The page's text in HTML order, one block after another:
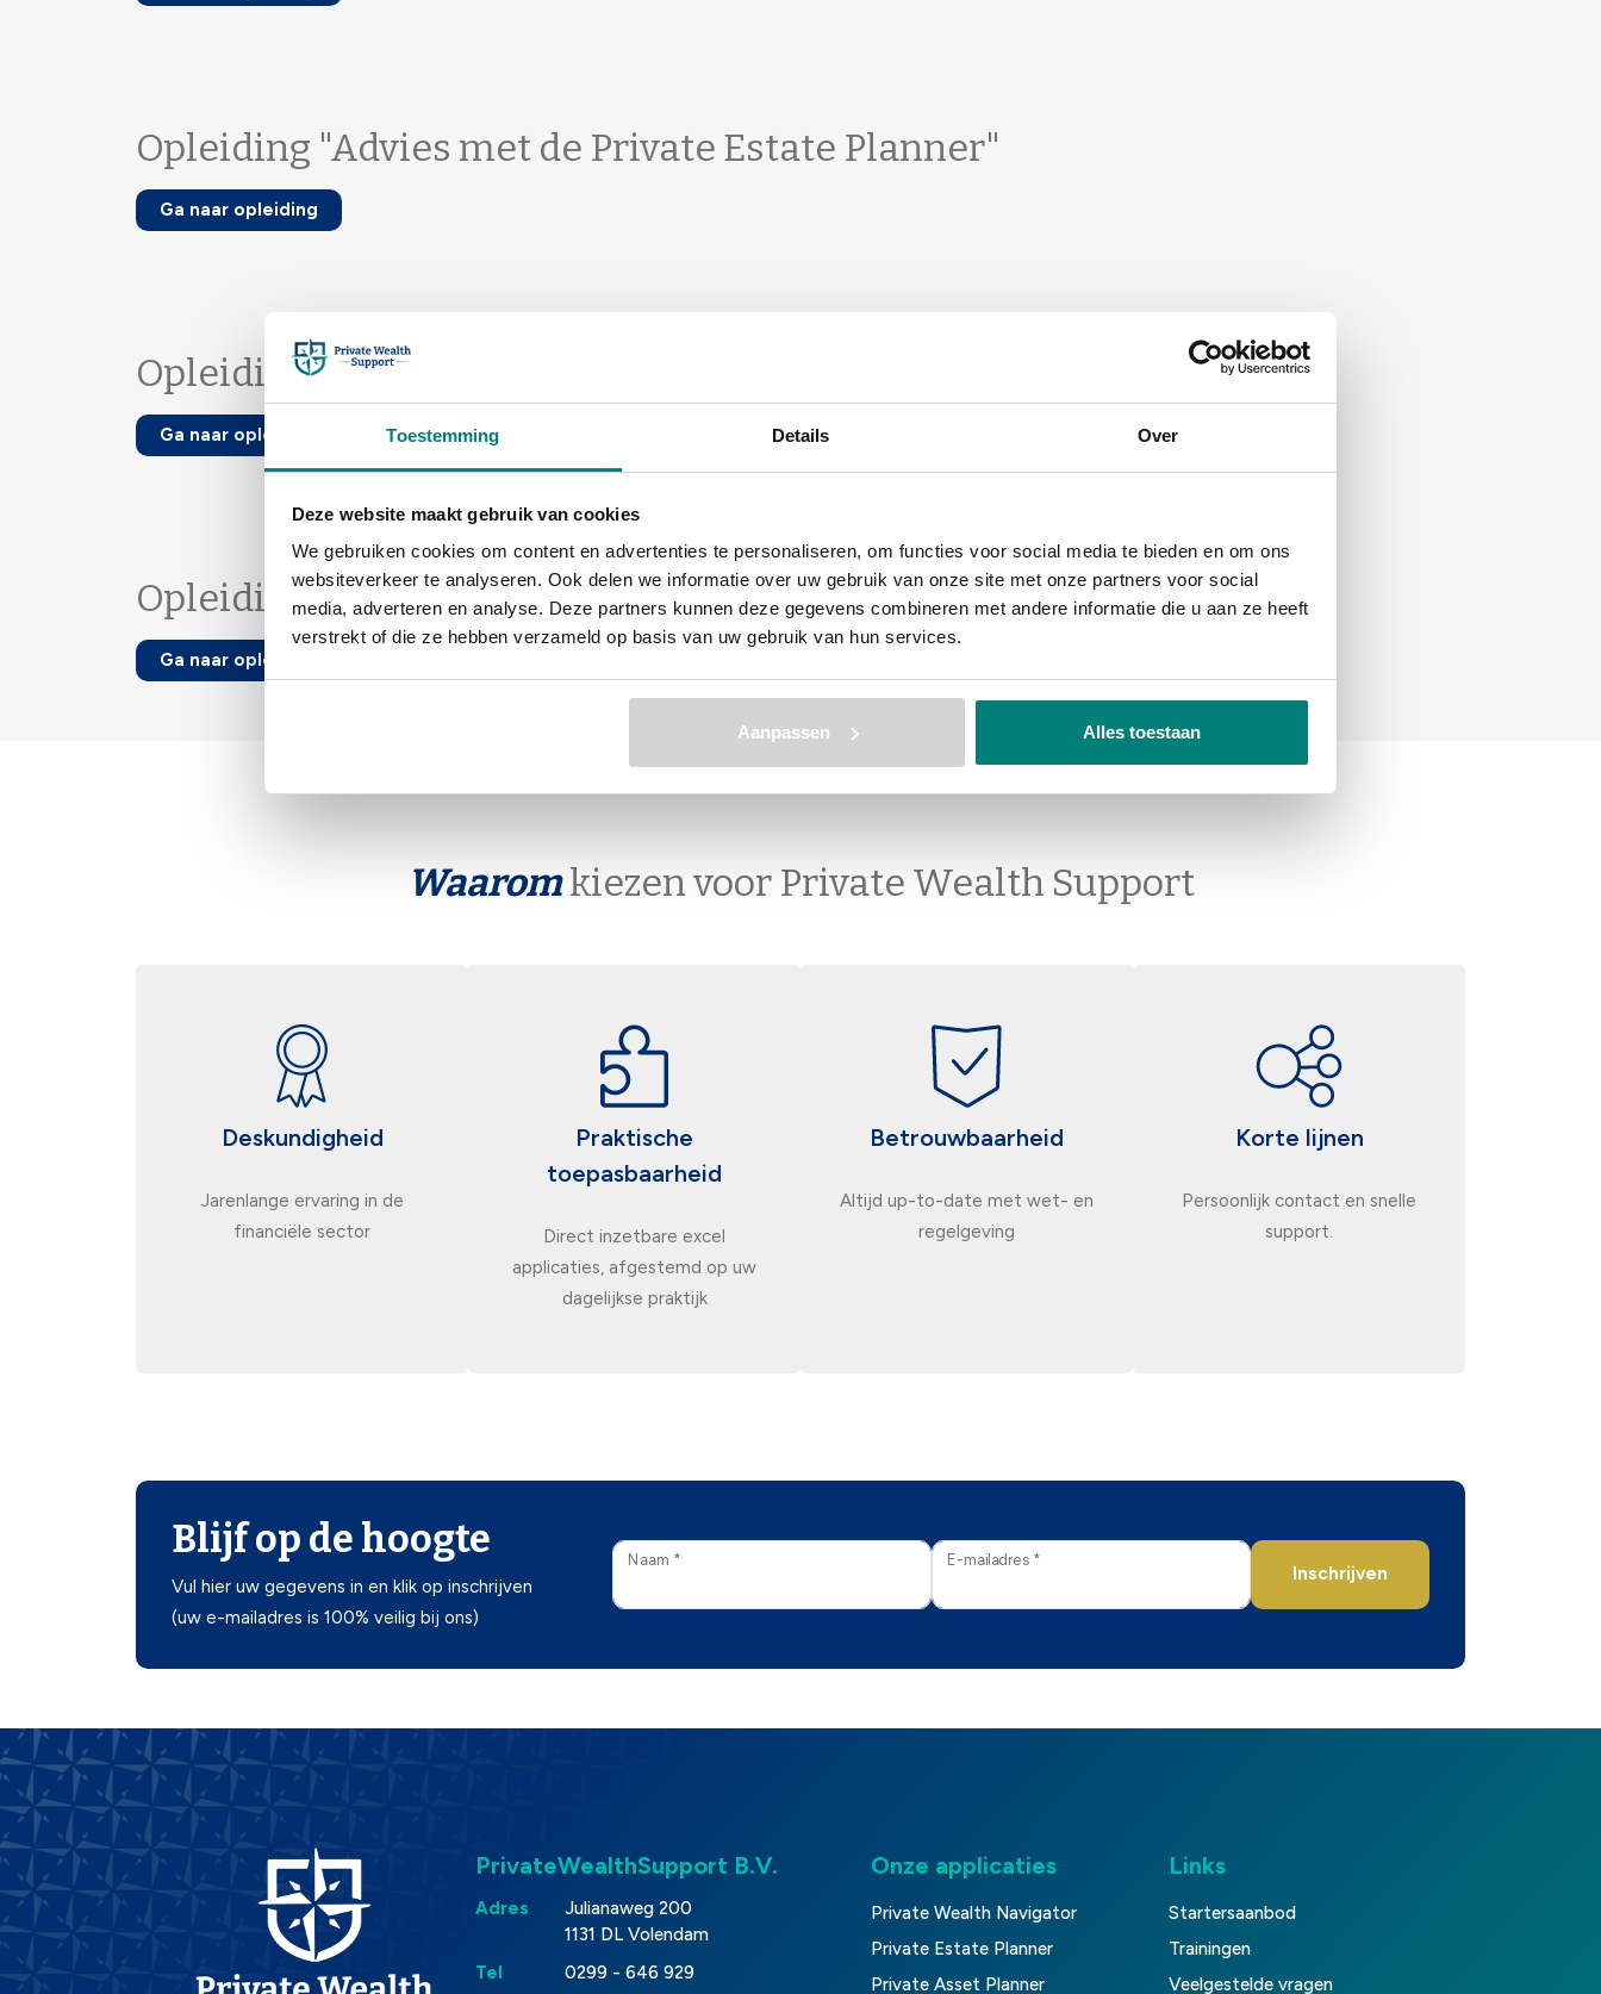
Toestemming Details Over
Deze website maakt gebruik van cookies
We gebruiken cookies om content en advertenties te personaliseren, om functies voor social media te bieden en om ons
websiteverkeer te analyseren. Ook delen we informatie over uw gebruik van onze site met onze partners voor social
media, adverteren en analyse. Deze partners kunnen deze gegevens combineren met andere informatie die u aan ze heeft
verstrekt of die ze hebben verzameld op basis van uw gebruik van hun services.
Aanpassen Alles toestaan
Opleiding "Advies met de Private Estate Planner"
Ga naar opleiding
Opleiding "Financiële planning van de ondernemer (IB / DGA)
Ga naar opleiding
Opleiding "Eenvoudig beleggen op basis van een financieel plan"
Ga naar opleiding
Waaromkiezen voor Private Wealth Support
Deskundigheid
Jarenlange ervaring in de
financiële sector
Praktische
toepasbaarheid
Direct inzetbare excel
applicaties, afgestemd op uw
dagelijkse praktijk
Betrouwbaarheid
Altijd up-to-date met wet- en
regelgeving
Korte lijnen
Persoonlijk contact en snelle
support.
Blijf op de hoogte
Vul hier uw gegevens in en klik op inschrijven
(uw e-mailadres is 100% veilig bij ons)
Naam * E-mailadres *
Inschrijven
PrivateWealthSupport B.V.
Adres
Julianaweg 200
1131 DL Volendam
Tel
0299 - 646 929
Onze applicaties
Private Wealth Navigator
Private Estate Planner
Private Asset Planner
Links
Startersaanbod
Trainingen
Veelgestelde vragen